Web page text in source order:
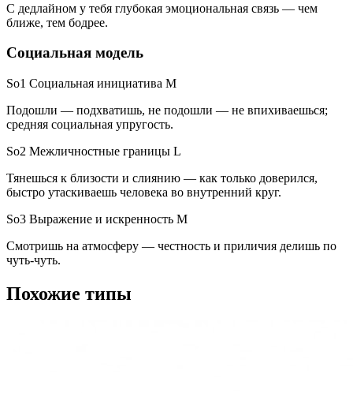
С дедлайном у тебя глубокая эмоциональная связь — чем
ближе, тем бодрее.
Социальная модель
So1 Социальная инициатива M
Подошли — подхватишь, не подошли — не впихиваешься;
средняя социальная упругость.
So2 Межличностные границы L
Тянешься к близости и слиянию — как только доверился,
быстро утаскиваешь человека во внутренний круг.
So3 Выражение и искренность M
Смотришь на атмосферу — честность и приличия делишь по
чуть-чуть.
Похожие типы